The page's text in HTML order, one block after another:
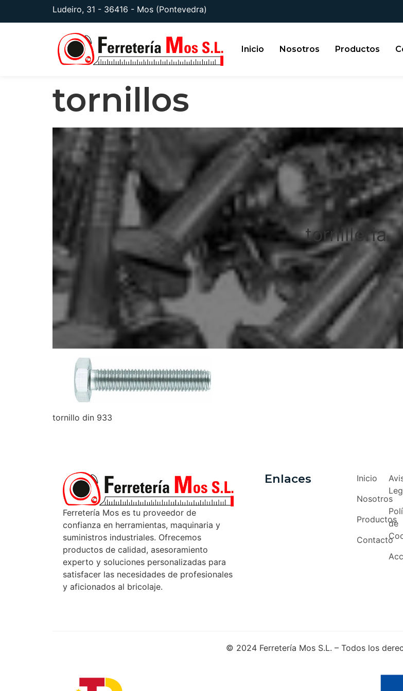
Ludeiro, 31 - 36416 - Mos (Pontevedra)
Inicio Nosotros Productos
tornillos
tornilleria
tornillo din 933
Ferretería Mos es tu proveedor de
confianza en herramientas, maquinaria y
suministros industriales. Ofrecemos
productos de calidad, asesoramiento
experto y soluciones personalizadas para
satisfacer las necesidades de profesionales
y aficionados al bricolaje.
Enlaces
Inicio
Nosotros
Productos
Contacto
de
© 2024 Ferretería Mos S.L. – Todos los